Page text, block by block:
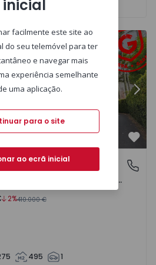
36
Miguel), Lagoa (Nossa Senhora
do Rosário), Ilha de São Miguel
Lagoa (Nossa Senhora do Rosário), Ilha de São Miguel
2%410.000 €
495 1
inicial
facilmente este site ao
do seu telemóvel para ter
e navegar mais
experiência semelhante
uma aplicação.
para o site
ao ecrã inicial